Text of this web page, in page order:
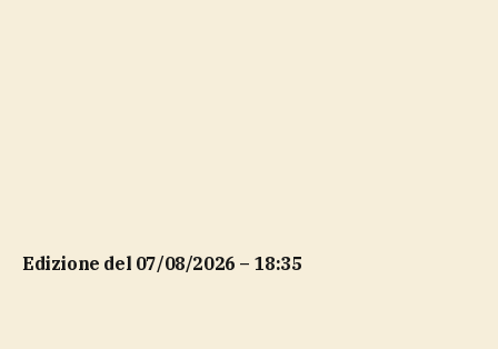
Edizione del 07/08/2026 – 18:35